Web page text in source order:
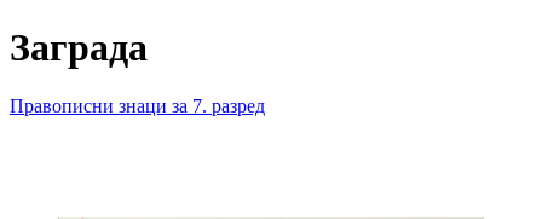
Заграда
Правописни знаци за 7. разред